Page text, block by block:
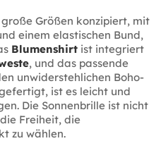
Größen konzipiert, mit
einem elastischen Bund,
Blumenshirt ist integriert
, und das passende
unwiderstehlichen Boho-
ist es leicht und
Die Sonnenbrille ist nicht
Freiheit, die
zu wählen.